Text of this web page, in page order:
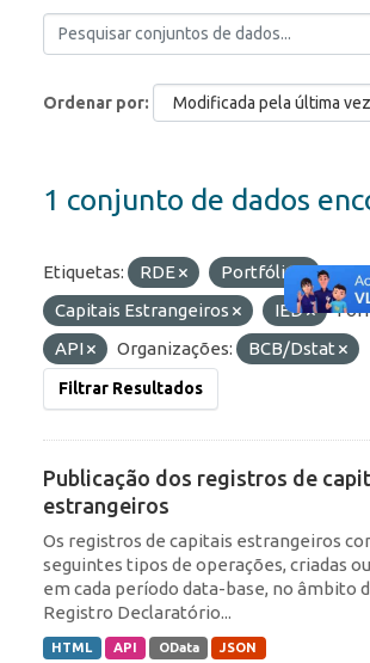
Ordenar por
1 conjunto de dados
Etiquetas: RDE
Portfólio
Capitais Estrangeiros
IED
API
Organizações: BCB/Dstat
Filtrar Resultados
Publicação dos registros de
estrangeiros
Os registros de capitais estrangeiros
seguintes tipos de operações, criadas
em cada período data-base, no âmbito
Registro Declaratório...
HTML API OData JSON